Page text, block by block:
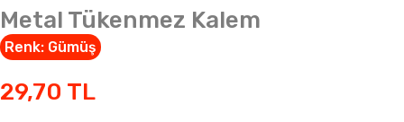
Metal Tükenmez Kalem
Renk: Gümüş
29,70 TL